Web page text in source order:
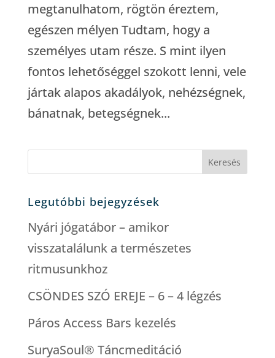
megtanulhatom, rögtön éreztem,
egészen mélyen Tudtam, hogy a
személyes utam része. S mint ilyen
fontos lehetőséggel szokott lenni, vele
jártak alapos akadályok, nehézségnek,
bánatnak, betegségnek...
Keresés
Legutóbbi bejegyzések
Nyári jógatábor – amikor
visszatalálunk a természetes
ritmusunkhoz
CSÖNDES SZÓ EREJE – 6 – 4 légzés
Páros Access Bars kezelés
SuryaSoul® Táncmeditáció